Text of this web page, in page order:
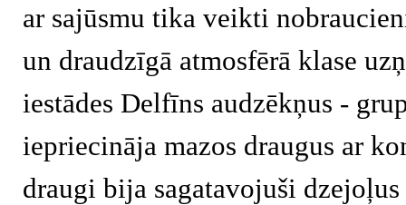
ar sajūsmu tika veikti
un draudzīgā atmosfērā klase
iestādes Delfīns audzēkņus -
iepriecināja mazos draugus ar
draugi bija sagatavojuši